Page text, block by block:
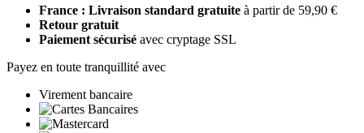
France : Livraison standard gratuite à partir de 59,90 €
Retour gratuit
Paiement sécurisé avec cryptage SSL
Payez en toute tranquillité avec
Virement bancaire